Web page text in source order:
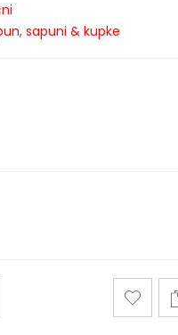
, sapuni & kupke